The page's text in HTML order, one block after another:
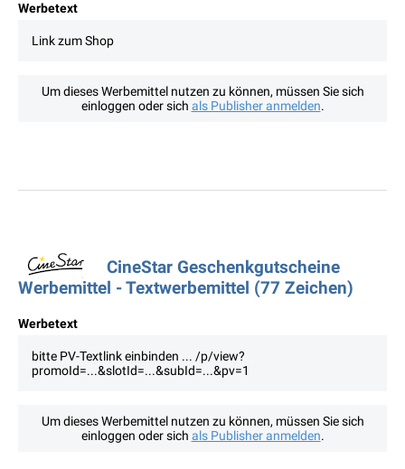
Werbetext
Link zum Shop
Um dieses Werbemittel nutzen zu können, müssen Sie sich
einloggen oder sich als Publisher anmelden.
CineStar Geschenkgutscheine
Werbemittel - Textwerbemittel (77 Zeichen)
Werbetext
bitte PV-Textlink einbinden ... /p/view?
promoId=...&slotId=...&subId=...&pv=1
Um dieses Werbemittel nutzen zu können, müssen Sie sich
einloggen oder sich als Publisher anmelden.